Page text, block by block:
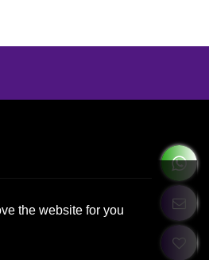
the website for you.